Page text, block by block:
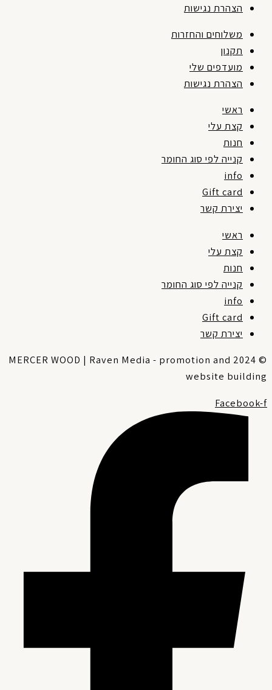
הצהרת נגישות
משלוחים והחזרות
תקנון
מועדפים שלי
הצהרת נגישות
ראשי
קצת עלי
חנות
קנייה לפי סוג החומר
info
Gift card
יצירת קשר
ראשי
קצת עלי
חנות
קנייה לפי סוג החומר
info
Gift card
יצירת קשר
© 2024 MERCER WOOD | Raven Media - promotion and
website